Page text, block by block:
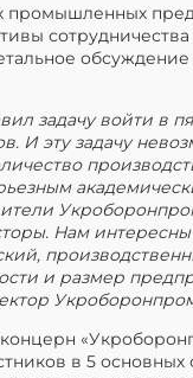
промышленных
задачу войти в
И эту задачу
Нам
и размер
в 5 основных